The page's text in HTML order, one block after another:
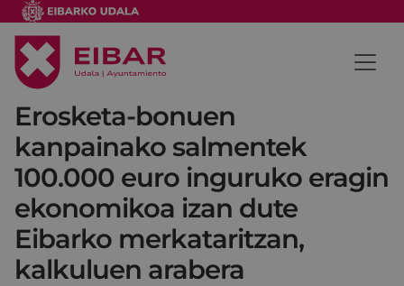
Erosketa-bonuen
kanpainako salmentek
100.000 euro inguruko eragin
ekonomikoa izan dute
Eibarko merkataritzan,
kalkuluen arabera